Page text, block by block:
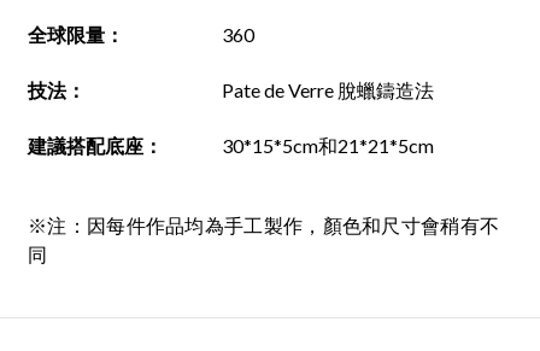
全球限量： 360
技法： Pate de Verre 脫蠟鑄造法
建議搭配底座 ： 30*15*5cm和21*21*5cm
※注：因每件作品均為手工製作，顏色和尺寸會稍有不
同